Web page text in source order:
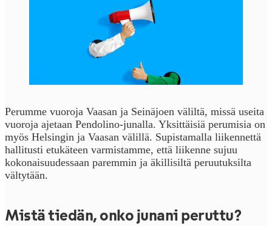
Perumme vuoroja Vaasan ja Seinäjoen väliltä, missä useita
vuoroja ajetaan Pendolino-junalla. Yksittäisiä perumisia on
myös Helsingin ja Vaasan välillä. Supistamalla liikennettä
hallitusti etukäteen varmistamme, että liikenne sujuu
kokonaisuudessaan paremmin ja äkillisiltä peruutuksilta
vältytään.
Mistä tiedän, onko junani peruttu?